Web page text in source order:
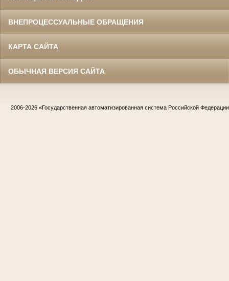
ВНЕПРОЦЕССУАЛЬНЫЕ ОБРАЩЕНИЯ
КАРТА САЙТА
ОБЫЧНАЯ ВЕРСИЯ САЙТА
2006-2026 «Государственная автоматизированная система Российской